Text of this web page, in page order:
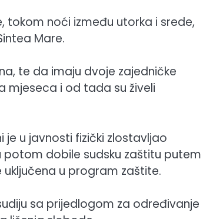
tokom noći između utorka i srede,
Mare.
te da imaju dvoje zajedničke
mjeseca i od tada su živeli
je u javnosti fizički zlostavljao
potom dobile sudsku zaštitu putem
u program zaštite.
sa prijedlogom za određivanje